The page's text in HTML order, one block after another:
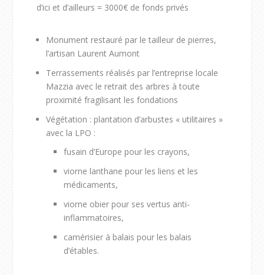
d’ici et d’ailleurs = 3000€ de fonds privés
Monument restauré par le tailleur de pierres,
l’artisan Laurent Aumont
Terrassements réalisés par l’entreprise locale
Mazzia avec le retrait des arbres à toute
proximité fragilisant les fondations
Végétation : plantation d’arbustes « utilitaires »
avec la LPO :
fusain d’Europe pour les crayons,
viorne lanthane pour les liens et les
médicaments,
viorne obier pour ses vertus anti-
inflammatoires,
camérisier à balais pour les balais
d’étables.